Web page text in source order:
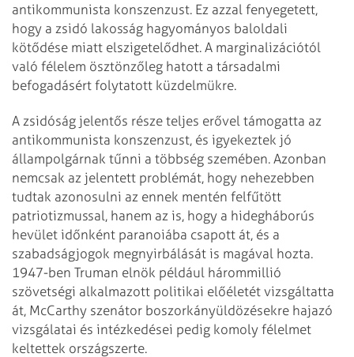
antikommunista konszenzust. Ez azzal fenyegetett,
hogy a zsidó lakosság hagyományos baloldali
kötődése miatt elszigetelődhet. A marginalizációtól
való félelem ösztönzőleg hatott a társadalmi
befogadásért folytatott küzdelmükre.
A zsidóság jelentős része teljes erővel támogatta az
antikommunista konszenzust, és igyekeztek jó
állampolgárnak tűnni a többség szemében. Azonban
nemcsak az jelentett problémát, hogy nehezebben
tudtak azonosulni az ennek mentén felfűtött
patriotizmussal, hanem az is, hogy a hidegháborús
hevület időnként paranoiába csapott át, és a
szabadságjogok megnyirbálását is magával hozta.
1947-ben Truman elnök például hárommillió
szövetségi alkalmazott politikai előéletét vizsgáltatta
át, McCarthy szenátor boszorkányüldözésekre hajazó
vizsgálatai és intézkedései pedig komoly félelmet
keltettek országszerte.